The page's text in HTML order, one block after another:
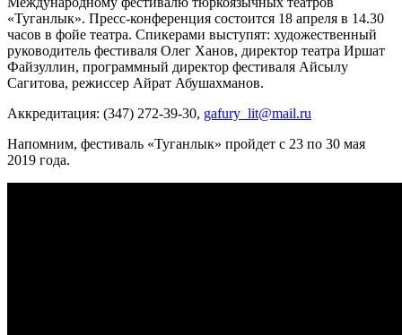
«Туганлык». Пресс-конференция состоится 18 апреля в 14.30
часов в фойе театра. Спикерами выступят: художественный
руководитель фестиваля Олег Ханов, директор театра Иршат
Файзуллин, программный директор фестиваля Айсылу
Сагитова, режиссер Айрат Абушахманов.
Аккредитация: (347) 272-39-30, gafury_lit@mail.ru
Напомним, фестиваль «Туганлык» пройдет с 23 по 30 мая
2019 года.